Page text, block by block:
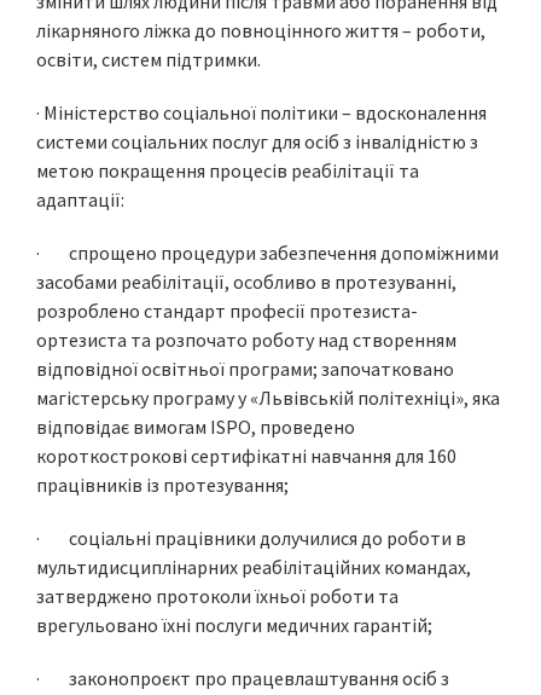
лікарняного ліжка до повноцінного життя – роботи,
освіти, систем підтримки.
· Міністерство соціальної політики – вдосконалення
системи соціальних послуг для осіб з інвалідністю з
метою покращення процесів реабілітації та
адаптації:
· спрощено процедури забезпечення допоміжними
засобами реабілітації, особливо в протезуванні,
розроблено стандарт професії протезиста-
ортезиста та розпочато роботу над створенням
відповідної освітньої програми; започатковано
магістерську програму у «Львівській політехніці», яка
відповідає вимогам ISPO, проведено
короткострокові сертифікатні навчання для 160
працівників із протезування;
· соціальні працівники долучилися до роботи в
мультидисциплінарних реабілітаційних командах,
затверджено протоколи їхньої роботи та
врегульовано їхні послуги медичних гарантій;
· законопроєкт про працевлаштування осіб з